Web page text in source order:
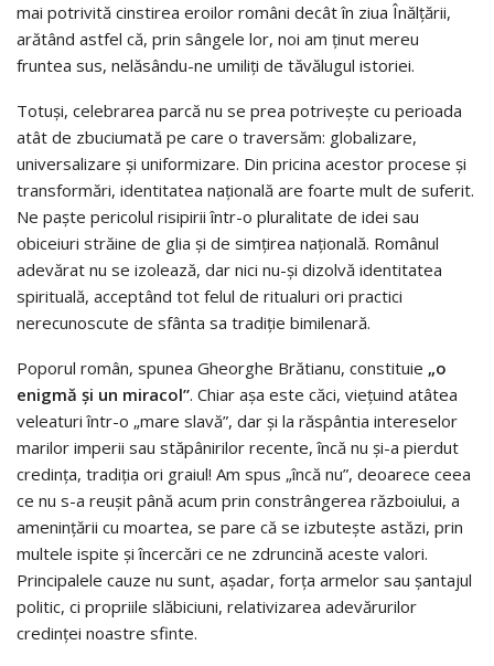
mai potrivită cinstirea eroilor români decât în ziua Înălțării,
arătând astfel că, prin sângele lor, noi am ținut mereu
fruntea sus, nelăsându-ne umiliți de tăvălugul istoriei.
Totuși, celebrarea parcă nu se prea potrivește cu perioada
atât de zbuciumată pe care o traversăm: globalizare,
universalizare și uniformizare. Din pricina acestor procese și
transformări, identitatea națională are foarte mult de suferit.
Ne paște pericolul risipirii într-o pluralitate de idei sau
obiceiuri străine de glia şi de simțirea națională. Românul
adevărat nu se izolează, dar nici nu-și dizolvă identitatea
spirituală, acceptând tot felul de ritualuri ori practici
nerecunoscute de sfânta sa tradiţie bimilenară.
Poporul român, spunea Gheorghe Brătianu, constituie „o
enigmă și un miracol”. Chiar așa este căci, viețuind atâtea
veleaturi într-o „mare slavă”, dar și la răspântia intereselor
marilor imperii sau stăpânirilor recente, încă nu și-a pierdut
credința, tradiția ori graiul! Am spus „încă nu”, deoarece ceea
ce nu s-a reușit până acum prin constrângerea războiului, a
amenințării cu moartea, se pare că se izbuteşte astăzi, prin
multele ispite și încercări ce ne zdruncină aceste valori.
Principalele cauze nu sunt, așadar, forța armelor sau șantajul
politic, ci propriile slăbiciuni, relativizarea adevărurilor
credinței noastre sfinte.